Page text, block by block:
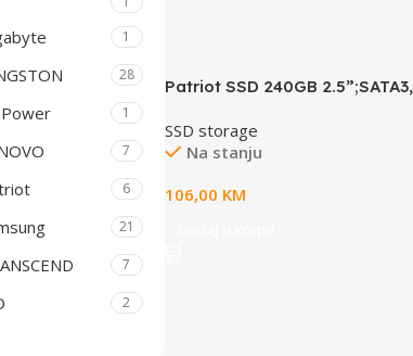
1
28
Power 1
7
6
21
7
2
Patriot SSD 240GB 2.5”;SATA3,
450/320MB/s;
SSD storage
Na stanju
106,00 KM